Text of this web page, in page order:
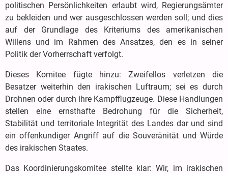
politischen Persönlichkeiten erlaubt wird, Regierungsämter
zu bekleiden und wer ausgeschlossen werden soll; und dies
auf der Grundlage des Kriteriums des amerikanischen
Willens und im Rahmen des Ansatzes, den es in seiner
Politik der Vorherrschaft verfolgt.
Dieses Komitee fügte hinzu: Zweifellos verletzen die
Besatzer weiterhin den irakischen Luftraum; sei es durch
Drohnen oder durch ihre Kampfflugzeuge. Diese Handlungen
stellen eine ernsthafte Bedrohung für die Sicherheit,
Stabilität und territoriale Integrität des Landes dar und sind
ein offenkundiger Angriff auf die Souveränität und Würde
des irakischen Staates.
Das Koordinierungskomitee stellte klar: Wir, im irakischen